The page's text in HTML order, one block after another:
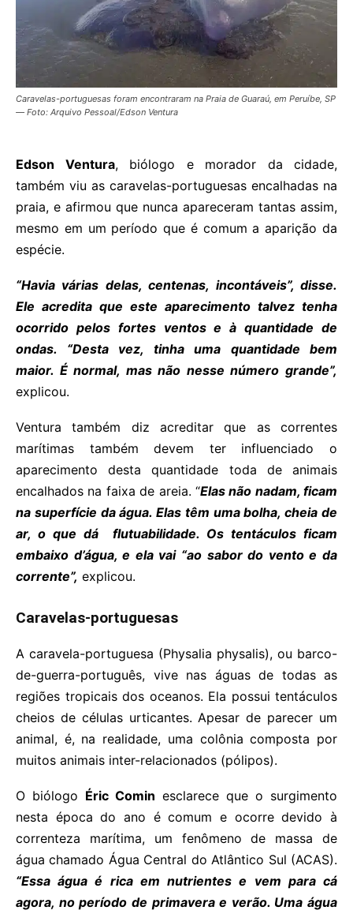
Caravelas-portuguesas foram encontraram na Praia de Guaraú, em Peruíbe, SP
— Foto: Arquivo Pessoal/Edson Ventura
Edson Ventura, biólogo e morador da cidade,
também viu as caravelas-portuguesas encalhadas na
praia, e afirmou que nunca apareceram tantas assim,
mesmo em um período que é comum a aparição da
espécie.
“Havia várias delas, centenas, incontáveis”, disse.
Ele acredita que este aparecimento talvez tenha
ocorrido pelos fortes ventos e à quantidade de
ondas. “Desta vez, tinha uma quantidade bem
maior. É normal, mas não nesse número grande”,
explicou.
Ventura também diz acreditar que as correntes
marítimas também devem ter influenciado o
aparecimento desta quantidade toda de animais
encalhados na faixa de areia. “Elas não nadam, ficam
na superfície da água. Elas têm uma bolha, cheia de
ar, o que dá flutuabilidade. Os tentáculos ficam
embaixo d’água, e ela vai “ao sabor do vento e da
corrente”, explicou.
Caravelas-portuguesas
A caravela-portuguesa (Physalia physalis), ou barco-
de-guerra-português, vive nas águas de todas as
regiões tropicais dos oceanos. Ela possui tentáculos
cheios de células urticantes. Apesar de parecer um
animal, é, na realidade, uma colônia composta por
muitos animais inter-relacionados (pólipos).
O biólogo Éric Comin esclarece que o surgimento
nesta época do ano é comum e ocorre devido à
correnteza marítima, um fenômeno de massa de
água chamado Água Central do Atlântico Sul (ACAS).
“Essa água é rica em nutrientes e vem para cá
agora, no período de primavera e verão. Uma água